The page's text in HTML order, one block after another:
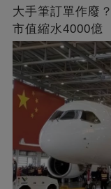
大手筆訂單作廢
市值縮水4000億